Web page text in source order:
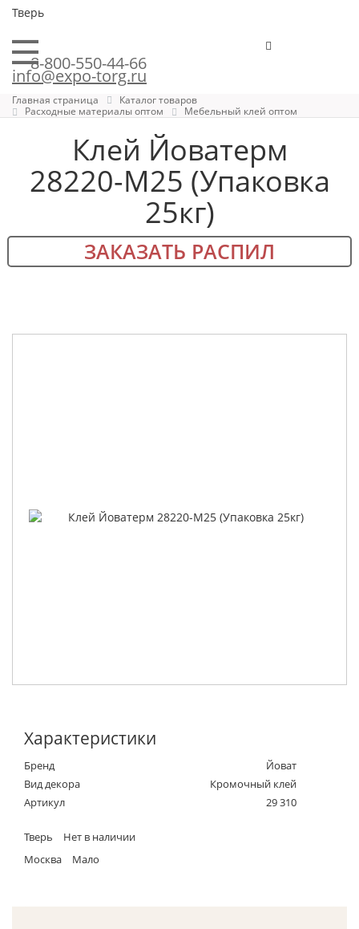
Тверь
8-800-550-44-66
info@expo-torg.ru
Главная страница
Каталог товаров
Расходные материалы оптом
Мебельный клей оптом
Клей Йоватерм
28220-М25 (Упаковка
25кг)
ЗАКАЗАТЬ РАСПИЛ
Характеристики
Бренд
Йоват
Вид декора
Кромочный клей
Артикул
29 310
Тверь
Нет в наличии
Москва
Мало